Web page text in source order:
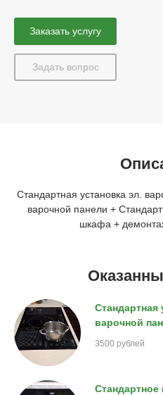
Заказать услугу
Задать вопрос
Стандартная установка эл.
варочной панели +
шкафа +
Стандартная
варочной
3500 рублей
Стандартное